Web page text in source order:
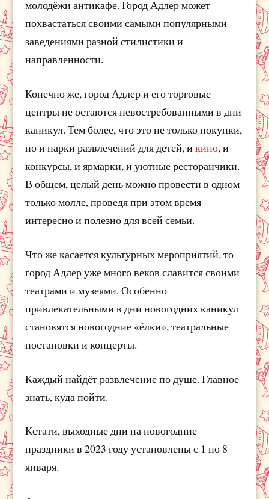
молодёжи антикафе. Город Адлер может
похвастаться своими самыми популярными
заведениями разной стилистики и
направленности.
Конечно же, город Адлер и его торговые
центры не остаются невостребованными в дни
каникул. Тем более, что это не только покупки,
но и парки развлечений для детей, икино, и
конкурсы, и ярмарки, и уютные ресторанчики.
В общем, целый день можно провести в одном
только молле, проведя при этом время
интересно и полезно для всей семьи.
Что же касается культурных мероприятий, то
город Адлер уже много веков славится своими
театрами и музеями. Особенно
привлекательными в дни новогодних каникул
становятся новогодние «ёлки», театральные
постановки и концерты.
Каждый найдёт развлечение по душе. Главное
знать, куда пойти.
Кстати, выходные дни на новогодние
праздники в 2023 году установлены с 1 по 8
января.